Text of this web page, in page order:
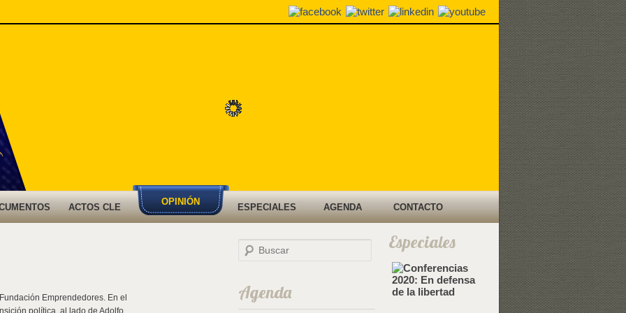
ACTOS CLE
OPINIÓN
ESPECIALES AGENDA CONTACTO
Emprendedores. En el
política, al lado de Adolfo
rAgenda
Especiales